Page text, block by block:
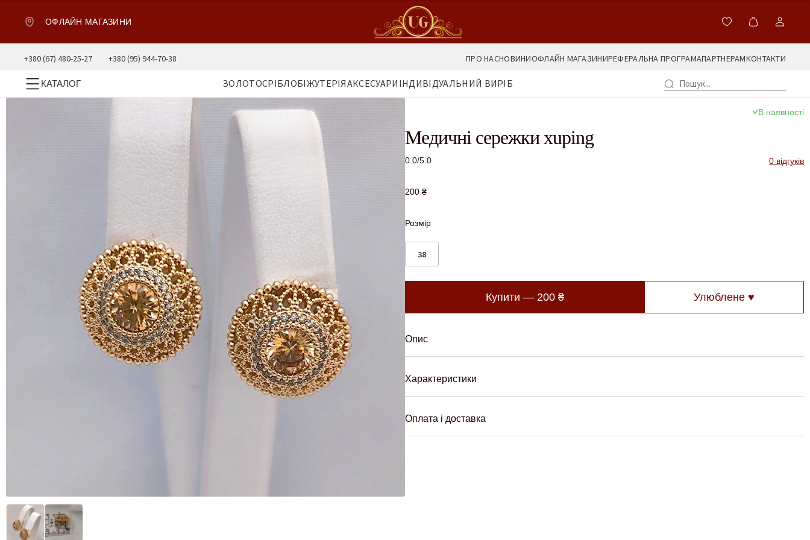
ОФЛАЙН МАГАЗИНИ
+380 (67) 480-25-27 +380 (95) 944-70-38 ПРО НАСНОВИНИОФЛАЙН МАГАЗИНИРЕФЕРАЛЬНА ПРОГРАМАПАРТНЕРАМКОНТАКТИ
КАТАЛОГ ЗОЛОТОСРІБЛОБІЖУТЕРІЯАКСЕСУАРИ ІНДИВІДУАЛЬНИЙ ВИРІБ
В наявності
Медичні сережки xuping
0.0/5.0 0 відгуків
200 ₴
Розмір
38
Купити — 200 ₴ Улюблене ♥
Опис
Характеристики
Оплата і доставка